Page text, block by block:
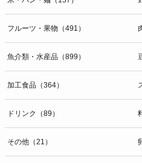
g）本人が個人情報を与えることの
た場合に本人に生じる結果
個人情報の提供は任意と致しますが
い場合、内容が正確でない場合は
きたす可能性がございますのでご了
スログ、Cookie（クッキー）等を
は、お客様のお名前、ご住所、電
お客様を特定する個人情報は一切含
フルーツ・果物（491）
魚介類・水産品（899）
加工食品（364）
ドリンク（89）
その他（21）